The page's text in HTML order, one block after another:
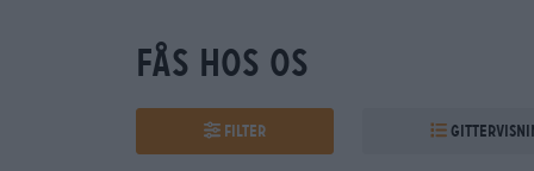
Fås hos os
Filter